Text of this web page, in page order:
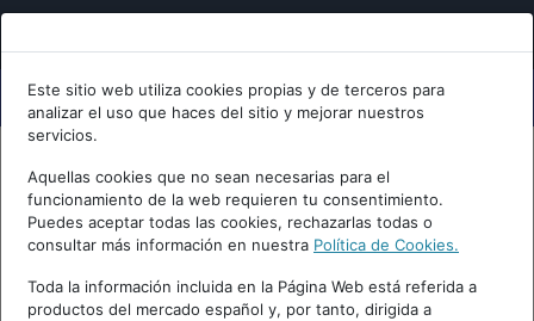
Este sitio web utiliza cookies propias y de terceros para
analizar el uso que haces del sitio y mejorar nuestros
servicios.
Aquellas cookies que no sean necesarias para el
funcionamiento de la web requieren tu consentimiento.
Puedes aceptar todas las cookies, rechazarlas todas o
consultar más información en nuestra Política de Cookies.
Toda la información incluida en la Página Web está referida a
productos del mercado español y, por tanto, dirigida a